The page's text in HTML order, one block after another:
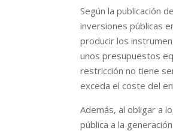
Según la publicación
inversiones públicas
producir los
unos presupuestos
restricción no tiene
exceda el coste del
Además, al obligar a
pública a la